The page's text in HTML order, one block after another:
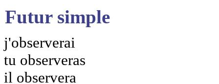
Futur simple
j'observerai
tu observeras
il observera